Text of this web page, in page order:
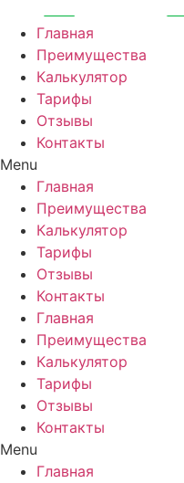
Перейти
содержимому
Главная
Преимущества
Калькулятор
Тарифы
Отзывы
Контакты
Menu
Главная
Преимущества
Калькулятор
Тарифы
Отзывы
Контакты
Главная
Преимущества
Калькулятор
Тарифы
Отзывы
Контакты
Menu
Главная